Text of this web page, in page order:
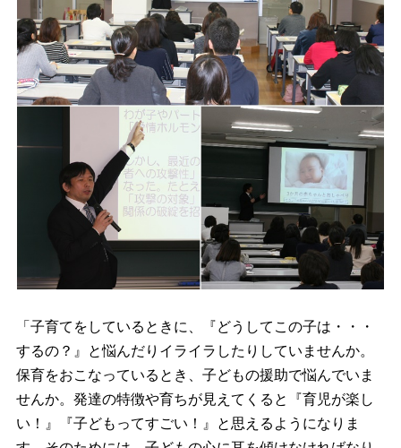
「子育てをしているときに、『どうしてこの子は・・・
するの？』と悩んだりイライラしたりしていませんか。
保育をおこなっているとき、子どもの援助で悩んでいま
せんか。発達の特徴や育ちが見えてくると『育児が楽し
い！』『子どもってすごい！』と思えるようになりま